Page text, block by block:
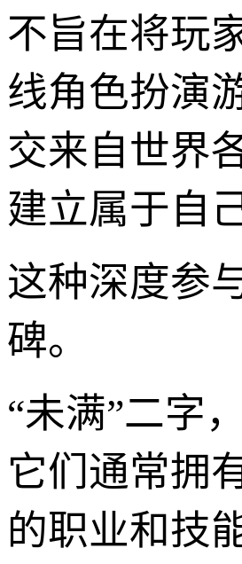
不旨在将玩
线角色扮演
交来自世界
建立属于自
这种深度参
碑。
“未满”二字
它们通常拥
的职业和技